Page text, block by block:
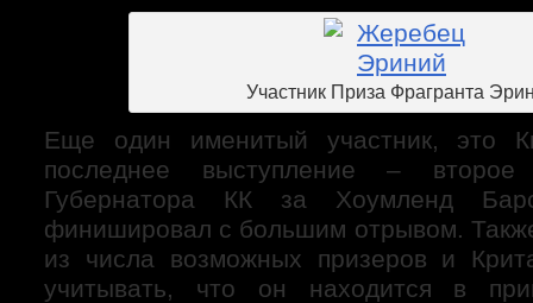
Участник Приза Фрагранта
Еще один именитый участник, это
последнее выступление –
Губернатора КК за Хоумленд
финишировал с большим отрывом.
из числа возможных призеров и
учитывать, что он находится в